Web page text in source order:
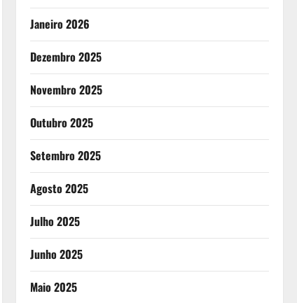
Janeiro 2026
Dezembro 2025
Novembro 2025
Outubro 2025
Setembro 2025
Agosto 2025
Julho 2025
Junho 2025
Maio 2025